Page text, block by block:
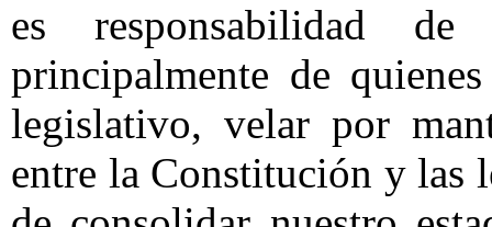
es responsabilidad
principalmente de
legislativo, velar por
entre la Constitución y las